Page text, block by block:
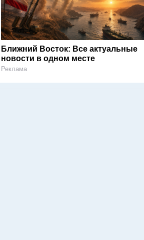
Ближний Восток: Все актуальные
новости в одном месте
Реклама